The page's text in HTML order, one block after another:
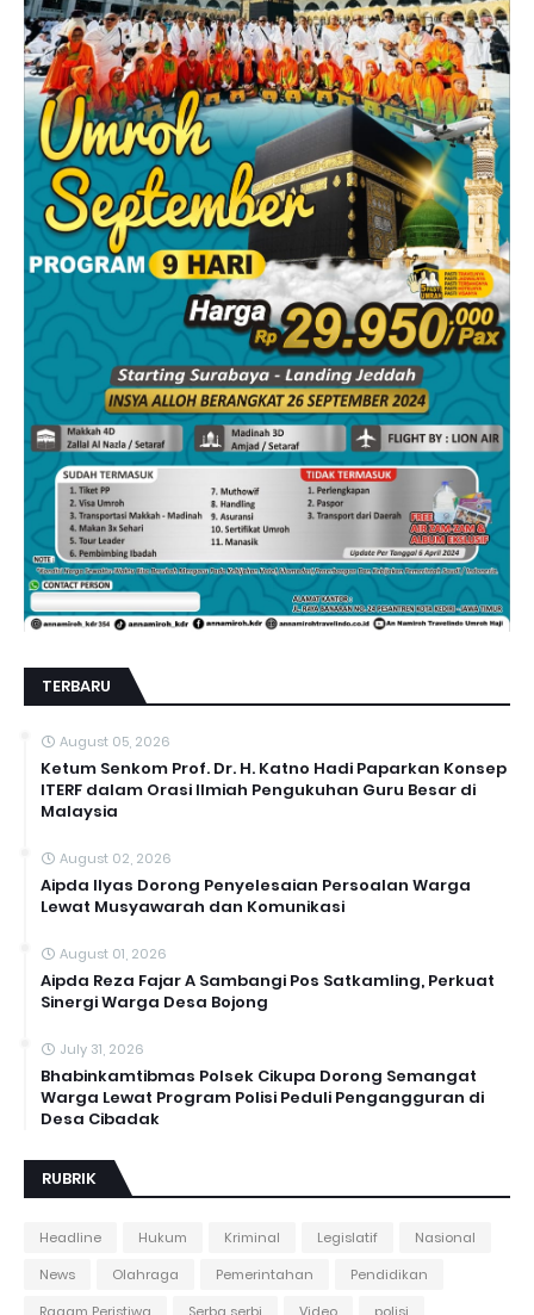
TERBARU
August 05, 2026
Ketum Senkom Prof. Dr. H. Katno Hadi Paparkan Konsep
ITERF dalam Orasi Ilmiah Pengukuhan Guru Besar di
Malaysia
August 02, 2026
Aipda Ilyas Dorong Penyelesaian Persoalan Warga
Lewat Musyawarah dan Komunikasi
August 01, 2026
Aipda Reza Fajar A Sambangi Pos Satkamling, Perkuat
Sinergi Warga Desa Bojong
July 31, 2026
Bhabinkamtibmas Polsek Cikupa Dorong Semangat
Warga Lewat Program Polisi Peduli Pengangguran di
Desa Cibadak
RUBRIK
Headline Hukum Kriminal Legislatif
Nasional
News
Olahraga Pemerintahan
Pendidikan